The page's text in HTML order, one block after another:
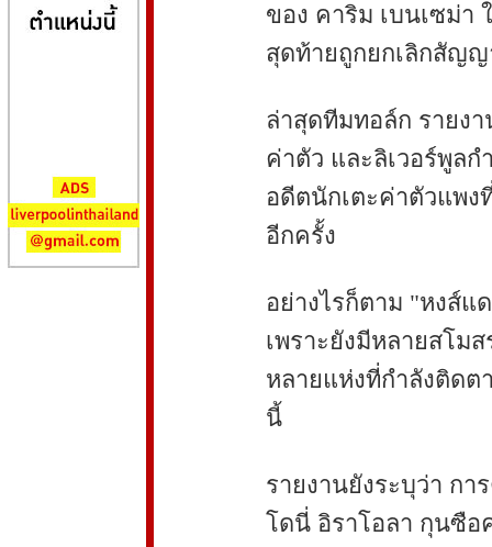
ของ คาริม เบนเซม่า
สุดท้ายถูกยกเลิกสัญญ
ล่าสุดทีมทอล์ก รายง
ค่าตัว และลิเวอร์พูล
อดีตนักเตะค่าตัวแพ
อีกครั้ง
อย่างไรก็ตาม "หงส์แ
เพราะยังมีหลายสโม
หลายแห่งที่กำลังติดต
นี้
รายงานยังระบุว่า ก
โดนี่ อิราโอลา กุนซือ